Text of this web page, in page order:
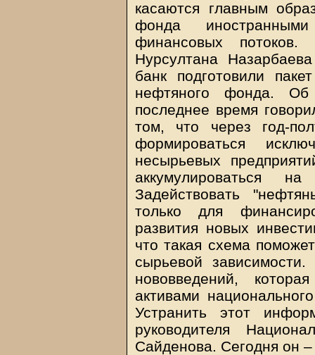
касаются главным
фонда
финансовых
Нурсултана
банк подготовили
нефтяного фонда. Об
последнее время
том, что через год-
формироваться
несырьевых
аккумулироваться
Задействовать
только для
развития новых
что такая схема
сырьевой
нововведений,
активами
Устранить этот
руководителя
Сайденова. Сегодня он